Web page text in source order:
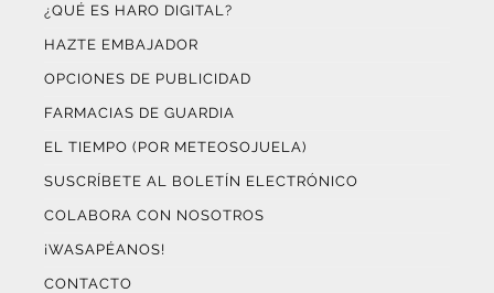
¿QUÉ ES HARO DIGITAL?
HAZTE EMBAJADOR
OPCIONES DE PUBLICIDAD
FARMACIAS DE GUARDIA
EL TIEMPO (POR METEOSOJUELA)
SUSCRÍBETE AL BOLETÍN ELECTRÓNICO
COLABORA CON NOSOTROS
¡WASAPÉANOS!
CONTACTO